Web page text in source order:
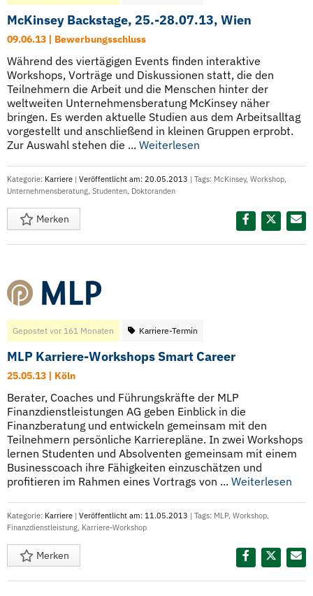
McKinsey Backstage, 25.-28.07.13, Wien
09.06.13 | Bewerbungsschluss
Während des viertägigen Events finden interaktive
Workshops, Vorträge und Diskussionen statt, die den
Teilnehmern die Arbeit und die Menschen hinter der
weltweiten Unternehmensberatung McKinsey näher
bringen. Es werden aktuelle Studien aus dem Arbeitsalltag
vorgestellt und anschließend in kleinen Gruppen erprobt.
Zur Auswahl stehen die ... Weiterlesen
Kategorie: Karriere | Veröffentlicht am: 20.05.2013 | Tags: McKinsey, Workshop,
Unternehmensberatung, Studenten, Doktoranden
Merken
Gepostet vor 161 Monaten Karriere-Termin
MLP Karriere-Workshops Smart Career
25.05.13 | Köln
Berater, Coaches und Führungskräfte der MLP
Finanzdienstleistungen AG geben Einblick in die
Finanzberatung und entwickeln gemeinsam mit den
Teilnehmern persönliche Karrierepläne. In zwei Workshops
lernen Studenten und Absolventen gemeinsam mit einem
Businesscoach ihre Fähigkeiten einzuschätzen und
profitieren im Rahmen eines Vortrags von ... Weiterlesen
Kategorie: Karriere | Veröffentlicht am: 11.05.2013 | Tags: MLP, Workshop,
Finanzdienstleistung, Karriere-Workshop
Merken